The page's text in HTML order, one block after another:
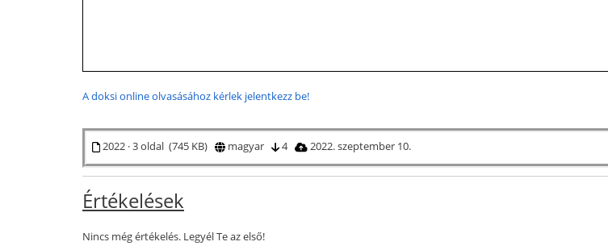
A doksi online olvasásához kérlek jelentkezz be!
2022 · 3 oldal (745 KB) magyar 4 2022. szeptember 10.
Értékelések
Nincs még értékelés. Legyél Te az első!